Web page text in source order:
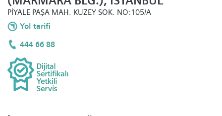
PİYALE PAŞA MAH. KUZEY SOK. NO:105/A
Yol tarifi
444 66 88